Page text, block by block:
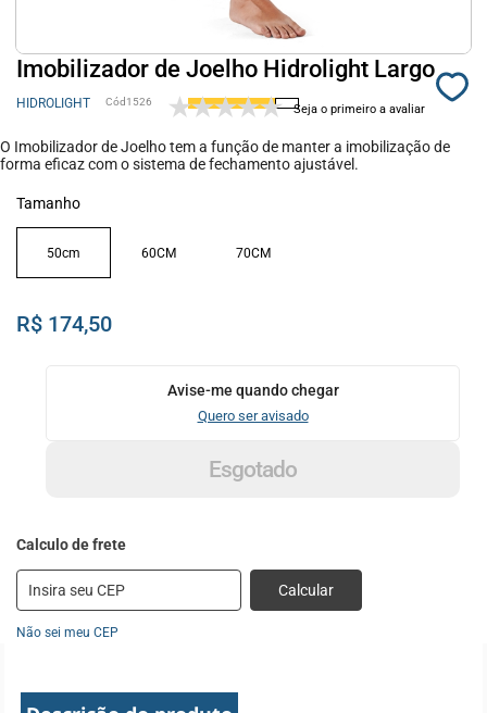
Imobilizador de Joelho Hidrolight Largo
HIDROLIGHT 1526 Seja o primeiro a avaliar
O Imobilizador de Joelho tem a função de manter a imobilização de
forma eficaz com o sistema de fechamento ajustável.
Tamanho
50cm 60CM 70CM
R$ 174,50
Esgotado
Avise-me quando chegar
Quero ser avisado
Calcular
Não sei meu CEP